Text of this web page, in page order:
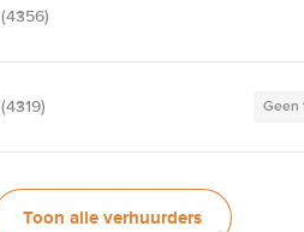
(4356)
(4319) Geen
Toon alle verhuurders